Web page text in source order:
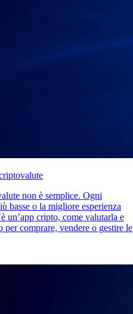
non è semplice. Ogni
basse o la migliore esperienza
un’app cripto, come valutarla e
comprare, vendere o gestire le